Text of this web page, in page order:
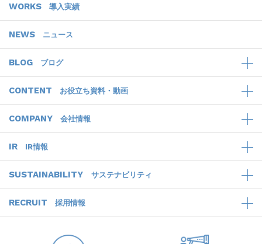
WORKS 導入実績
NEWS ニュース
BLOG ブログ
CONTENT お役立ち資料・動画
COMPANY 会社情報
IR IR情報
SUSTAINABILITY サステナビリティ
RECRUIT 採用情報